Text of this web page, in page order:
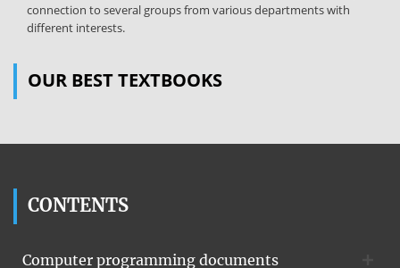
connection to several groups from various departments with
different interests.
OUR BEST TEXTBOOKS
CONTENTS
Computer programming documents